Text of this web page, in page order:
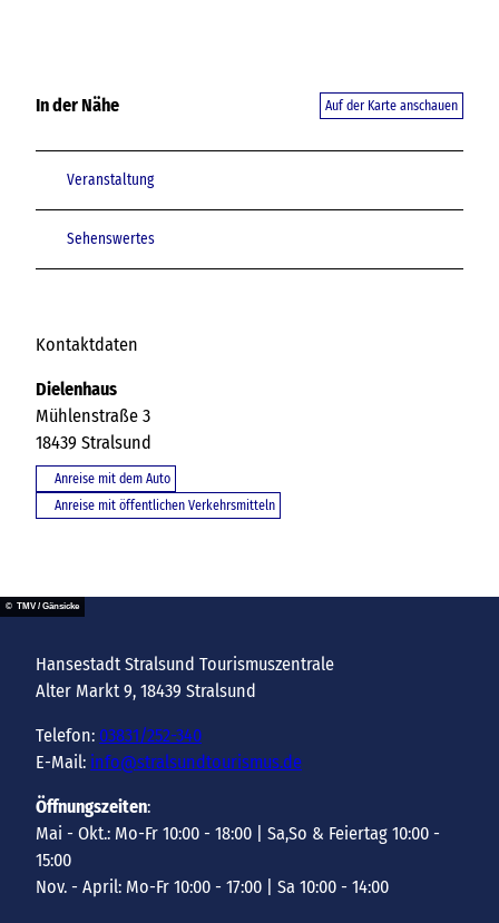
In der Nähe Auf der Karte anschauen
Veranstaltung
Sehenswertes
Kontaktdaten
Dielenhaus
Mühlenstraße 3
18439 Stralsund
Anreise mit dem Auto
Anreise mit öffentlichen Verkehrsmitteln
© TMV / Gänsicke
Hansestadt Stralsund Tourismuszentrale
Alter Markt 9, 18439 Stralsund
Telefon: 03831/252-340
E-Mail: info@stralsundtourismus.de
Öffnungszeiten:
Mai - Okt.: Mo-Fr 10:00 - 18:00 | Sa,So & Feiertag 10:00 -
15:00
Nov. - April: Mo-Fr 10:00 - 17:00 | Sa 10:00 - 14:00